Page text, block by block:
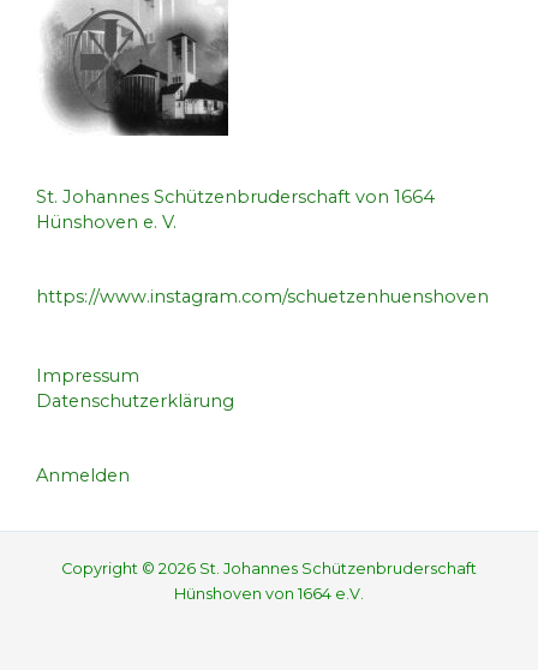
St. Johannes Schützenbruderschaft von 1664
Hünshoven e. V.
https://www.instagram.com/schuetzenhuenshoven
Impressum
Datenschutzerklärung
Anmelden
Copyright © 2026 St. Johannes Schützenbruderschaft
Hünshoven von 1664 e.V.